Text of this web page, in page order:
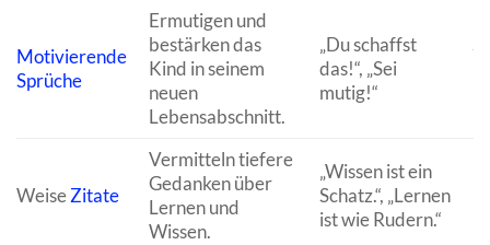
Motivierende
Sprüche
Ermutigen und
bestärken das
Kind in seinem
neuen
Lebensabschnitt.
„Du schaffst
das!“, „Sei
mutig!“
WeiseZitate
Vermitteln tiefere
Gedanken über
Lernen und
Wissen.
„Wissen ist ein
Schatz.“, „Lernen
ist wie Rudern.“